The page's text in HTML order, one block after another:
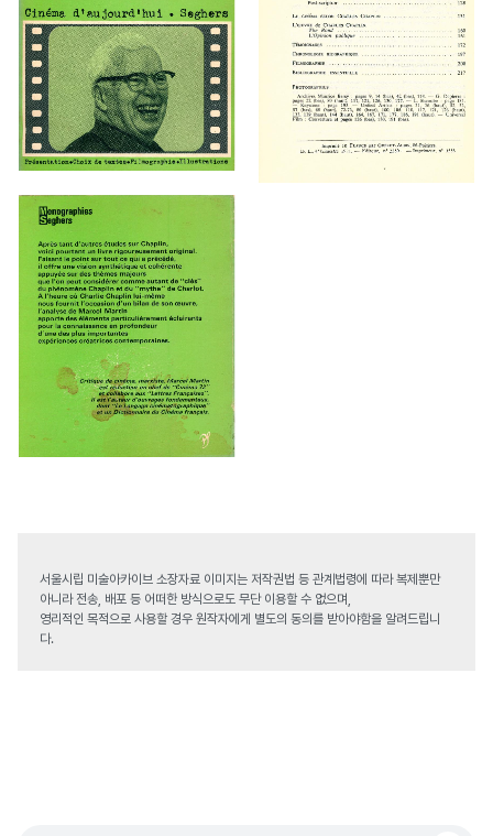
서울시립 미술아카이브 소장자료 이미지는 저작권법 등 관계법령에 따라 복제뿐만
아니라 전송, 배포 등 어떠한 방식으로도 무단 이용할 수 없으며,
영리적인 목적으로 사용할 경우 원작자에게 별도의 동의를 받아야함을 알려드립니
다.